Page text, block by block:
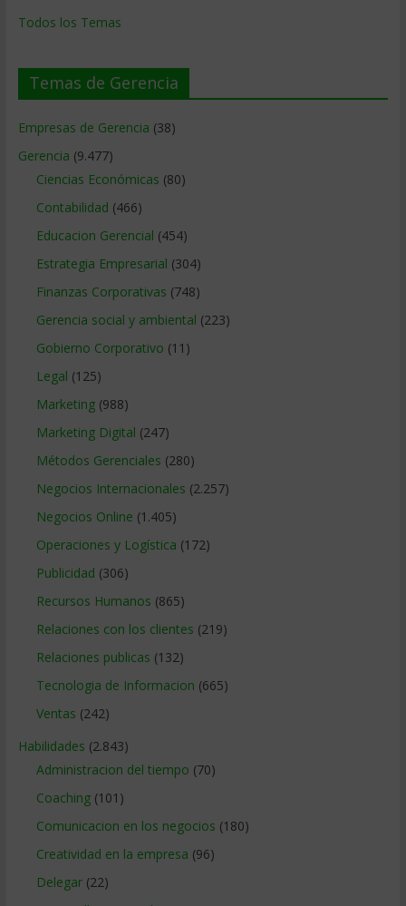
Todos los Temas
Temas de Gerencia
Empresas de Gerencia (38)
Gerencia (9.477)
Ciencias Económicas (80)
Contabilidad (466)
Educacion Gerencial (454)
Estrategia Empresarial (304)
Finanzas Corporativas (748)
Gerencia social y ambiental (223)
Gobierno Corporativo (11)
Legal (125)
Marketing(988)
Marketing Digital (247)
Métodos Gerenciales (280)
Negocios Internacionales (2.257)
Negocios Online (1.405)
Operaciones y Logística (172)
Publicidad (306)
Recursos Humanos (865)
Relaciones con los clientes (219)
Relaciones publicas (132)
Tecnologia de Informacion (665)
Ventas (242)
Habilidades (2.843)
Administracion del tiempo (70)
Coaching(101)
Comunicacion en los negocios (180)
Creatividad en la empresa (96)
Delegar(22)